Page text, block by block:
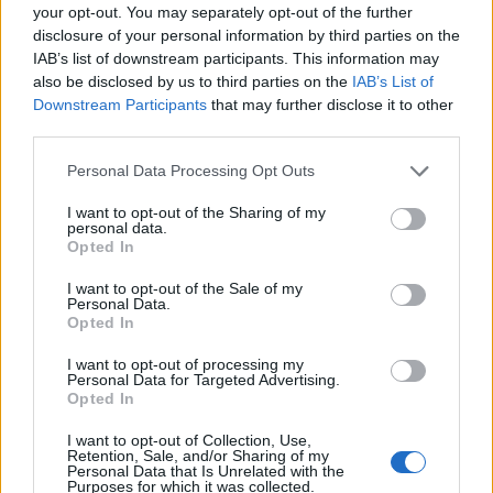
your opt-out. You may separately opt-out of the further
disclosure of your personal information by third parties on the
IAB’s list of downstream participants. This information may
also be disclosed by us to third parties on the IAB’s List of
Downstream Participants that may further disclose it to other
Personal Data Processing Opt Outs
I want to opt-out of the Sharing of my
personal data.
Opted In
I want to opt-out of the Sale of my
Personal Data.
Opted In
I want to opt-out of processing my
Personal Data for Targeted Advertising.
Opted In
I want to opt-out of Collection, Use,
Retention, Sale, and/or Sharing of my
Personal Data that Is Unrelated with the
Purposes for which it was collected.
ΣΧΕΤΙΚΆ TAGS
Ούζο Εξαγωγές Αλκοολούχα Ποτά
ΣΤΕΊΛΕ ΤΗΝ ΕΊΔΗΣΗ
Πνιγμοί στην Ελλάδα: Γιατί κινδυνεύουν περισσότερο οι
άνω των 60 – Οι οδηγίες για ασφαλές κολύμπι